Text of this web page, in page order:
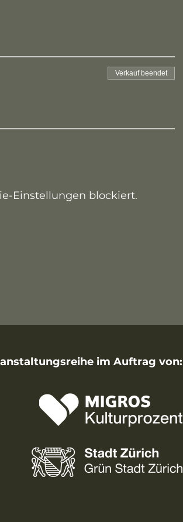
Verkauf beendet
Einstellungen blockiert.
im Auftrag von: